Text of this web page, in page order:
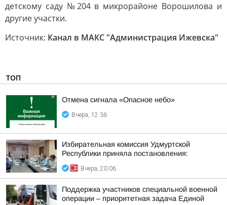
детскому саду №204 в микрорайоне Ворошилова и
другие участки.
Источник: Канал в МАКС "Администрация Ижевска"
ТОП
Отмена сигнала «Опасное небо»
Вчера, 12:36
Избирательная комиссия Удмуртской
Республики приняла постановления:
Вчера, 20:06
Поддержка участников специальной военной
операции – приоритетная задача Единой